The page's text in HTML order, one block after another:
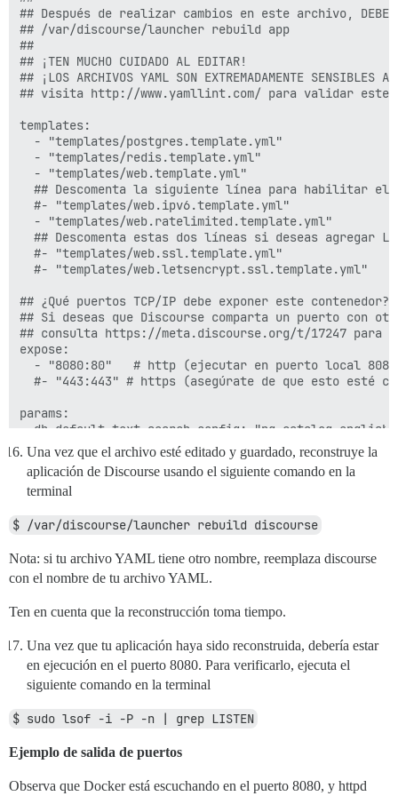
## Después de realizar cambios en este archivo,
## /var/discourse/launcher rebuild app
##
## ¡TEN MUCHO CUIDADO AL EDITAR!
## ¡LOS ARCHIVOS YAML SON EXTREMADAMENTE SENSIBLES
## visita http://www.yamllint.com/ para validar este
templates:
  - "templates/postgres.template.yml"
  - "templates/redis.template.yml"
  - "templates/web.template.yml"
## Descomenta la siguiente línea para habilitar el
  #- "templates/web.ipv6.template.yml"
  - "templates/web.ratelimited.template.yml"
## Descomenta estas dos líneas si deseas agregar
  #- "templates/web.ssl.template.yml"
  #- "templates/web.letsencrypt.ssl.template.yml"
## ¿Qué puertos TCP/IP debe exponer este contenedor?
## Si deseas que Discourse comparta un puerto con
## consulta https://meta.discourse.org/t/17247 para
expose:
- "8080:80"   # http (ejecutar en puerto local
#- "443:443" # https (asegúrate de que esto esté
params:
  db_default_text_search_config: "pg_catalog.english"
## Establece db_shared_buffers en un máximo del
## se establecerá automáticamente durante el
  #db_shared_buffers: "256MB"
## puede mejorar el rendimiento de ordenamiento,
## ¿Qué revisión de Git debe usar este contenedor?
env:
  LC_ALL: en_US.UTF-8
  LANG: en_US.UTF-8
  LANGUAGE: en_US.UTF-8
  # DISCOURSE_DEFAULT_LOCALE: en
## ¿Cuántas solicitudes web simultáneas se
  #UNICORN_WORKERS: 3
## TODO: El nombre de dominio al que responderá
Una vez que el archivo esté editado y guardado, reconstruye la
aplicación de Discourse usando el siguiente comando en la
terminal
$ /var/discourse/launcher rebuild discourse
Nota: si tu archivo YAML tiene otro nombre, reemplaza discourse
con el nombre de tu archivo YAML.
Ten en cuenta que la reconstrucción toma tiempo.
Una vez que tu aplicación haya sido reconstruida, debería estar
en ejecución en el puerto 8080. Para verificarlo, ejecuta el
siguiente comando en la terminal
$ sudo lsof -i -P -n | grep LISTEN
Ejemplo de salida de puertos
Observa que Docker está escuchando en el puerto 8080, y httpd